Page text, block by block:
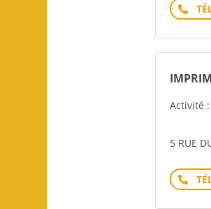
Activité
5 RUE